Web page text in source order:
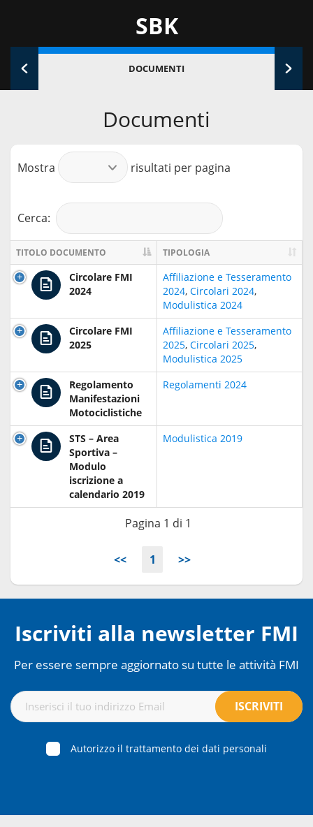
SBK
DOCUMENTI
Documenti
Mostra risultati per pagina
Cerca:
TITOLO DOCUMENTO TIPOLOGIA
Circolare FMI
2024
Affiliazione e Tesseramento
2024, Circolari 2024,
Modulistica 2024
Circolare FMI
2025
Affiliazione e Tesseramento
2025, Circolari 2025,
Modulistica 2025
Regolamento
Manifestazioni
Motociclistiche
Regolamenti 2024
STS – Area
Sportiva –
Modulo
iscrizione a
calendario 2019
Modulistica 2019
Pagina 1 di 1
<< 1 >>
Iscriviti alla newsletter FMI
Per essere sempre aggiornato su tutte le attività FMI
Autorizzo il trattamento dei dati personali